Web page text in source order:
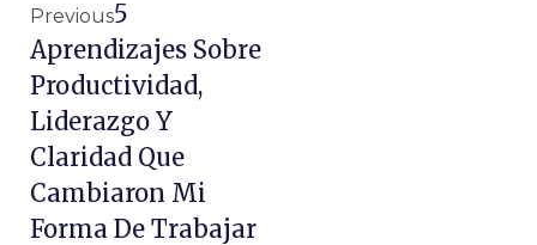
Previous5
Aprendizajes Sobre
Productividad,
Liderazgo Y
Claridad Que
Cambiaron Mi
Forma De Trabajar